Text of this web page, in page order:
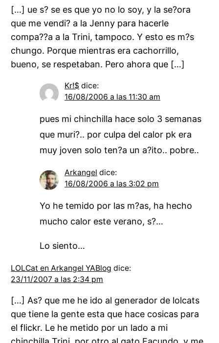
[…] ue s? se es que yo no lo soy, y la se?ora
que me vendi? a la Jenny para hacerle
compa??a a la Trini, tampoco. Y esto es m?s
chungo. Porque mientras era cachorrillo,
bueno, se respetaban. Pero ahora que […]
Kr!$ dice:
16/08/2006 a las 11:30 am
pues mi chinchilla hace solo 3 semanas
que muri?.. por culpa del calor pk era
muy joven solo ten?a un a?ito.. pobre..
Arkangel dice:
16/08/2006 a las 3:02 pm
Yo he temido por las m?as, ha hecho
mucho calor este verano, s?…
Lo siento…
LOLCat en Arkangel YABlog dice:
23/11/2007 a las 2:34 pm
[…] As? que me he ido al generador de lolcats
que tiene la gente esta que hace cosicas para
el flickr. Le he metido por un lado a mi